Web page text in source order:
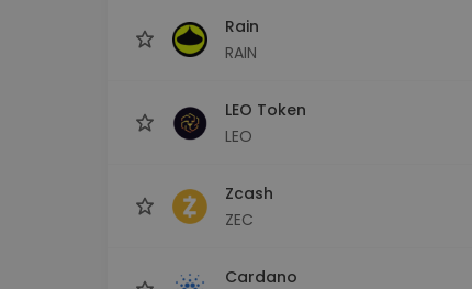
Rain
RAIN
LEO Token
LEO
Zcash
ZEC
Cardano